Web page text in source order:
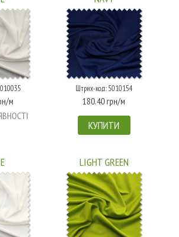
м
Штрих-код: 5010154
180.40 грн/м
КУПИТИ
LIGHT GREEN